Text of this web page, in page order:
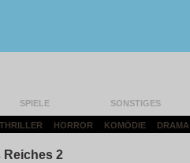
SPIELE SONSTIGES
THRILLER HORROR KOMÖDIE DRAMA
Reiches 2